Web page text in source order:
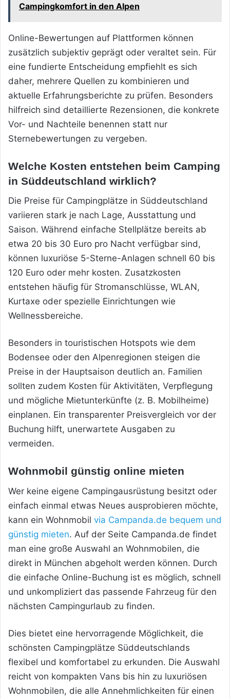
Campingkomfort in den Alpen
Online-Bewertungen auf Plattformen können
zusätzlich subjektiv geprägt oder veraltet sein. Für
eine fundierte Entscheidung empfiehlt es sich
daher, mehrere Quellen zu kombinieren und
aktuelle Erfahrungsberichte zu prüfen. Besonders
hilfreich sind detaillierte Rezensionen, die konkrete
Vor- und Nachteile benennen statt nur
Sternebewertungen zu vergeben.
Welche Kosten entstehen beim Camping
in Süddeutschland wirklich?
Die Preise für Campingplätze in Süddeutschland
variieren stark je nach Lage, Ausstattung und
Saison. Während einfache Stellplätze bereits ab
etwa 20 bis 30 Euro pro Nacht verfügbar sind,
können luxuriöse 5-Sterne-Anlagen schnell 60 bis
120 Euro oder mehr kosten. Zusatzkosten
entstehen häufig für Stromanschlüsse, WLAN,
Kurtaxe oder spezielle Einrichtungen wie
Wellnessbereiche.
Besonders in touristischen Hotspots wie dem
Bodensee oder den Alpenregionen steigen die
Preise in der Hauptsaison deutlich an. Familien
sollten zudem Kosten für Aktivitäten, Verpflegung
und mögliche Mietunterkünfte (z. B. Mobilheime)
einplanen. Ein transparenter Preisvergleich vor der
Buchung hilft, unerwartete Ausgaben zu
vermeiden.
Wohnmobil günstig online mieten
Wer keine eigene Campingausrüstung besitzt oder
einfach einmal etwas Neues ausprobieren möchte,
kann ein Wohnmobil via Campanda.de bequem und
günstig mieten. Auf der Seite Campanda.de findet
man eine große Auswahl an Wohnmobilen, die
direkt in München abgeholt werden können. Durch
die einfache Online-Buchung ist es möglich, schnell
und unkompliziert das passende Fahrzeug für den
nächsten Campingurlaub zu finden.
Dies bietet eine hervorragende Möglichkeit, die
schönsten Campingplätze Süddeutschlands
flexibel und komfortabel zu erkunden. Die Auswahl
reicht von kompakten Vans bis hin zu luxuriösen
Wohnmobilen, die alle Annehmlichkeiten für einen